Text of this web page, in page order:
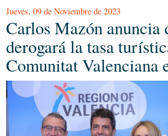
Jueves, 09 de Noviembre de 2023
Carlos Mazón anuncia
derogará la tasa
Comunitat Valenciana